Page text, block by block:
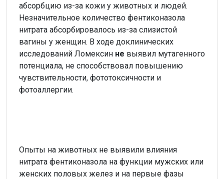
абсорбцию из-за кожи у животных и людей.
Незначительное количество фентиконазола
нитрата абсорбировалось из-за слизистой
вагины у женщин. В ходе доклинических
исследований Ломексин не выявил мутагенного
потенциала, не способствовал повышению
чувствительности, фототоксичности и
фотоаллергии.
Опыты на животных не выявили влияния
нитрата фентиконазола на функции мужских или
женских половых желез и на первые фазы